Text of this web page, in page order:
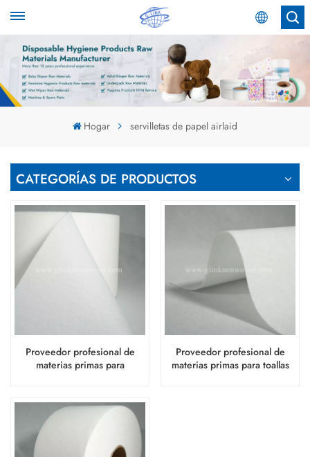
Español
English
Hogar servilletas de papel airlaid
CATEGORÍAS DE PRODUCTOS
Proveedor profesional de
materias primas para
Proveedor profesional de
materias primas para toallas